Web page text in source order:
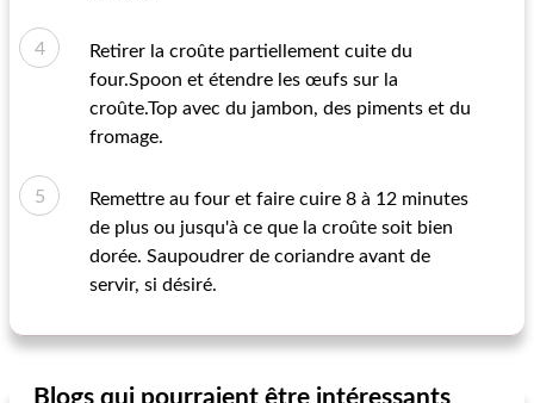
Retirer la croûte partiellement cuite du
four.Spoon et étendre les œufs sur la
croûte.Top avec du jambon, des piments et du
fromage.
Remettre au four et faire cuire 8 à 12 minutes
de plus ou jusqu'à ce que la croûte soit bien
dorée. Saupoudrer de coriandre avant de
servir, si désiré.
Blogs qui pourraient être intéressants